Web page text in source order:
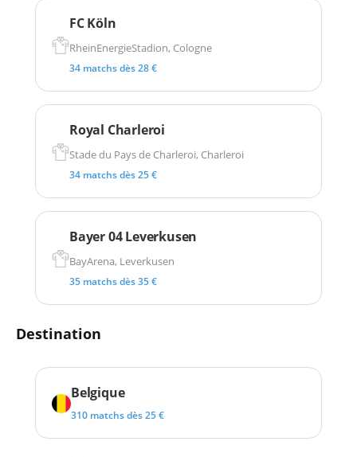
FC Köln
RheinEnergieStadion, Cologne
34 matchs dès 28 €
Royal Charleroi
Stade du Pays de Charleroi, Charleroi
34 matchs dès 25 €
Bayer 04 Leverkusen
BayArena, Leverkusen
35 matchs dès 35 €
Destination
Belgique
310 matchs dès 25 €